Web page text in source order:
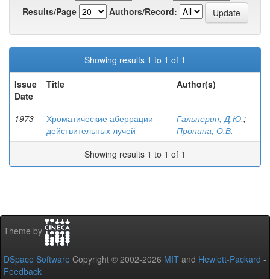
Results/Page
Authors/Record:
Showing results 1 to 1 of 1
Issue
Date
Title Author(s)
1973
Хроматические аберрации
действительных лучей
Гальперин, Д.Ю.;
Пронина, О.В.
Showing results 1 to 1 of 1
Theme by
DSpace Software Copyright © 2002-2026 MIT and Hewlett-Packard -
Feedback